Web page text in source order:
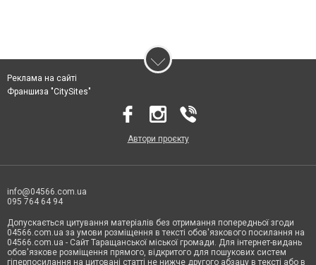
Реклама на сайті
Франшиза "CitySites"
Автори проєкту
info@04566.com.ua
095 764 64 94
Допускається цитування матеріалів без отримання попередньої згоди
04566.com.ua за умови розміщення в тексті обов'язкового посилання на
04566.com.ua - Cайт Таращанської міської громади. Для інтернет-видань
обов'язкове розміщення прямого, відкритого для пошукових систем
гіперпосилання на цитовані статті не нижче другого абзацу в тексті або в